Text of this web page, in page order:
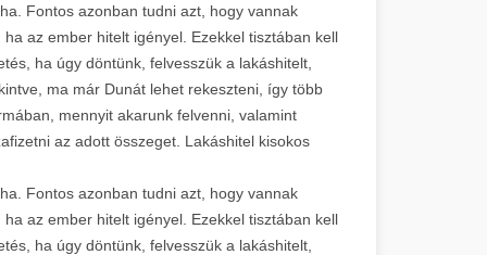
Fontos azonban tudni azt, hogy vannak
az ember hitelt igényel. Ezekkel tisztában kell
ha úgy döntünk, felvesszük a lakáshitelt,
ma már Dunát lehet rekeszteni, így több
mennyit akarunk felvenni, valamint
az adott összeget. Lakáshitel kisokos
Fontos azonban tudni azt, hogy vannak
az ember hitelt igényel. Ezekkel tisztában kell
ha úgy döntünk, felvesszük a lakáshitelt,